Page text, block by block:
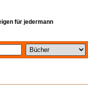
für jedermann